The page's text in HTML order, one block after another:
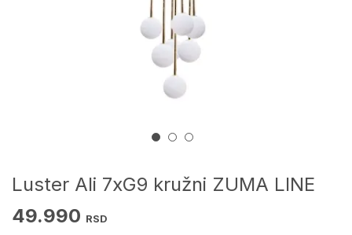
Luster Ali 7xG9 kružni ZUMA LINE
49.990 RSD